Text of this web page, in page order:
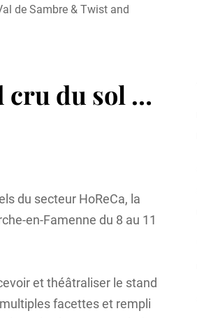
cru du sol …
du secteur HoReCa, la
en-Famenne du 8 au 11
et théâtraliser le stand
facettes et rempli